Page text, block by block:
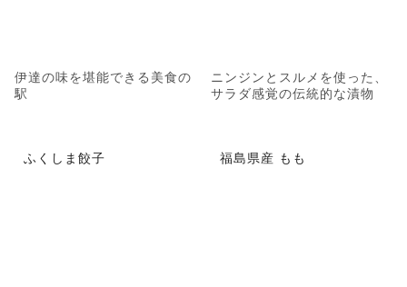
伊達の味を堪能できる美食の
駅
ニンジンとスルメを使った、
サラダ感覚の伝統的な漬物
ふくしま餃子 福島県産 もも